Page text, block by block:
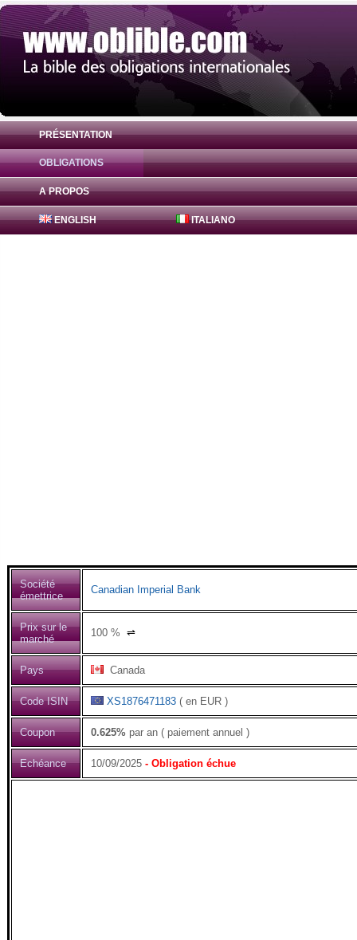
PRÉSENTATION
OBLIGATIONS
A PROPOS
ENGLISH ITALIANO
Obligation Canadian Imperial Bank
Société
émettrice
Canadian Imperial Bank
Prix sur le
marché
100 % ⇌
Pays Canada
Code ISIN XS1876471183 ( en EUR )
Coupon 0.625% par an ( paiement annuel )
Echéance 10/09/2025 - Obligation échue